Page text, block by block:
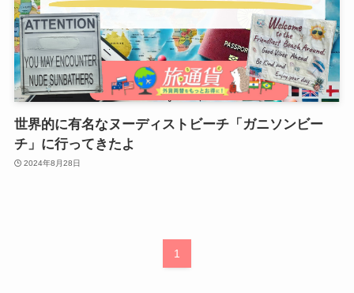
世界的に有名なヌーディストビーチ「ガニソンビー
チ」に行ってきたよ
2024年8月28日
1